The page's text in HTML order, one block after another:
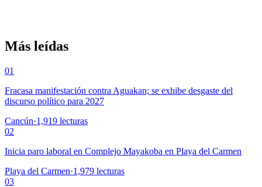
Más leídas
01
Fracasa manifestación contra Aguakan; se exhibe desgaste del
discurso político para 2027
Cancún·1,919 lecturas
02
Inicia paro laboral en Complejo Mayakoba en Playa del Carmen
Playa del Carmen·1,979 lecturas
03